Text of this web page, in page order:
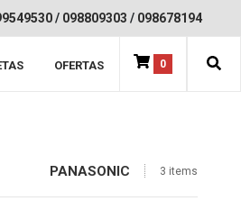
/ 098809303 / 098678194
0
OFERTAS
PANASONIC 3 items